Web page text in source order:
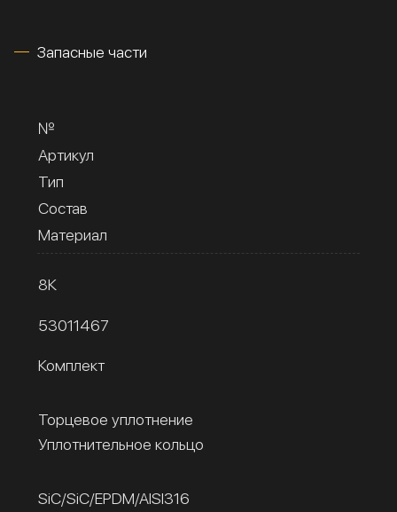
Запасные части
№
Артикул
Тип
Состав
Материал
8К
53011467
Комплект
Торцевое уплотнение
Уплотнительное кольцо
SiC/SiC/EPDM/AISI316